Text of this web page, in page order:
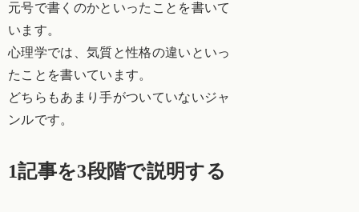
元号で書くのかといったことを書いて
います。
心理学では、気質と性格の違いといっ
たことを書いています。
どちらもあまり手がついていないジャ
ンルです。
1記事を3段階で説明する